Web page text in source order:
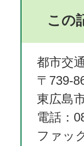
この
都市交
〒739-
東広島
電話：
ファッ